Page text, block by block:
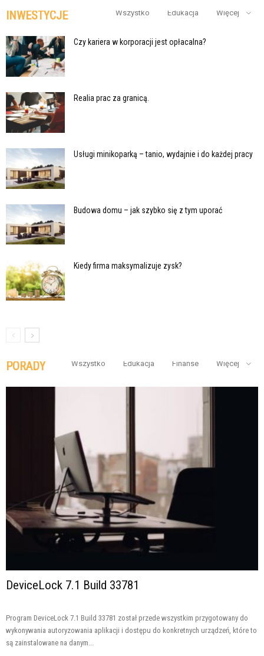
INWESTYCJE Wszystko Edukacja Więcej
Czy kariera w korporacji jest opłacalna?
Realia prac za granicą.
Usługi minikoparką – tanio, wydajnie i do każdej pracy
Budowa domu – jak szybko się z tym uporać
Kiedy firma maksymalizuje zysk?
PORADY Wszystko Edukacja Finanse Więcej
DeviceLock 7.1 Build 33781
Program DeviceLock 7.1 Build 33781 został przede wszystkim przygotowany do
wykonywania autoryzowania aplikacji i dostępu do konkretnych urządzeń, które to
są zainstalowane na danym...